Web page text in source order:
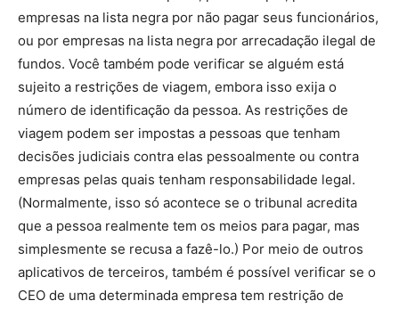
empresas na lista negra por não pagar seus funcionários,
ou por empresas na lista negra por arrecadação ilegal de
fundos. Você também pode verificar se alguém está
sujeito a restrições de viagem, embora isso exija o
número de identificação da pessoa. As restrições de
viagem podem ser impostas a pessoas que tenham
decisões judiciais contra elas pessoalmente ou contra
empresas pelas quais tenham responsabilidade legal.
(Normalmente, isso só acontece se o tribunal acredita
que a pessoa realmente tem os meios para pagar, mas
simplesmente se recusa a fazê-lo.) Por meio de outros
aplicativos de terceiros, também é possível verificar se o
CEO de uma determinada empresa tem restrição de